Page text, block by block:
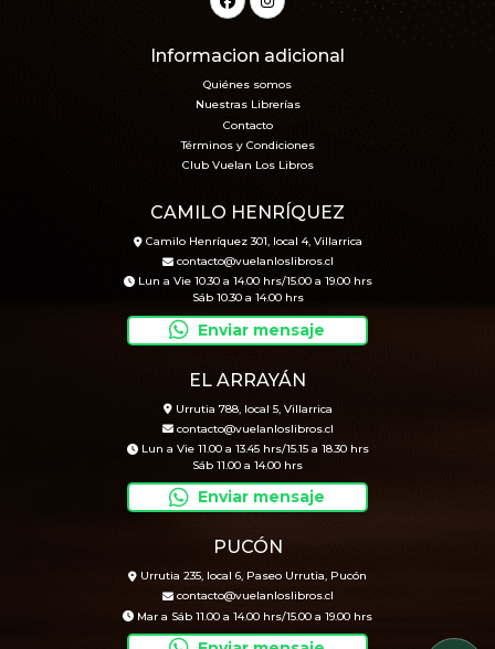
Informacion adicional
Quiénes somos
Nuestras Librerías
Contacto
Términos y Condiciones
Club Vuelan Los Libros
CAMILO HENRÍQUEZ
Camilo Henríquez 301, local 4, Villarrica
contacto@vuelanloslibros.cl
Lun a Vie 10.30 a 14.00 hrs/15.00 a 19.00 hrs
Sáb 10.30 a 14.00 hrs
Enviar mensaje
EL ARRAYÁN
Urrutia 788, local 5, Villarrica
contacto@vuelanloslibros.cl
Lun a Vie 11.00 a 13.45 hrs/15.15 a 18.30 hrs
Sáb 11.00 a 14.00 hrs
Enviar mensaje
PUCÓN
Urrutia 235, local 6, Paseo Urrutia, Pucón
contacto@vuelanloslibros.cl
Mar a Sáb 11.00 a 14.00 hrs/15.00 a 19.00 hrs